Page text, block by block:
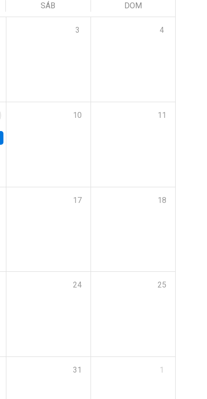
SÁB DOM
3 4
10 11
17 18
24 25
31 1